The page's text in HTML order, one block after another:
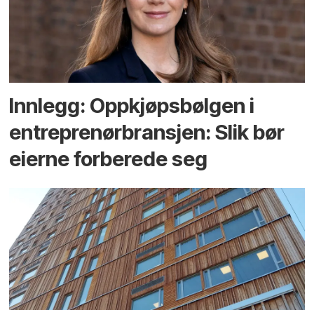
Innlegg: Oppkjøps­bølgen i
entreprenør­bransjen: Slik bør
eierne forberede seg